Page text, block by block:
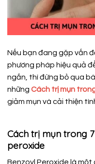
Nếu bạn đang gặp vấn
phương pháp hiệu quả
ngắn, thì đừng bỏ qua
những Cách trị mụn
giảm mụn và cải thiện
Cách trị mụn trong
peroxide
Benzoyl Peroxide là